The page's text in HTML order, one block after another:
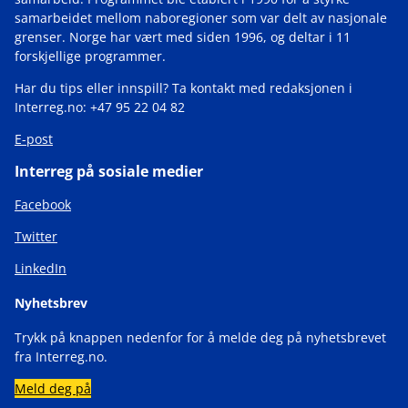
samarbeidet mellom naboregioner som var delt av nasjonale
grenser. Norge har vært med siden 1996, og deltar i 11
forskjellige programmer.
Har du tips eller innspill? Ta kontakt med redaksjonen i
Interreg.no: +47 95 22 04 82
E-post
Interreg på sosiale medier
Facebook
Twitter
LinkedIn
Nyhetsbrev
Trykk på knappen nedenfor for å melde deg på nyhetsbrevet
fra Interreg.no.
Meld deg på